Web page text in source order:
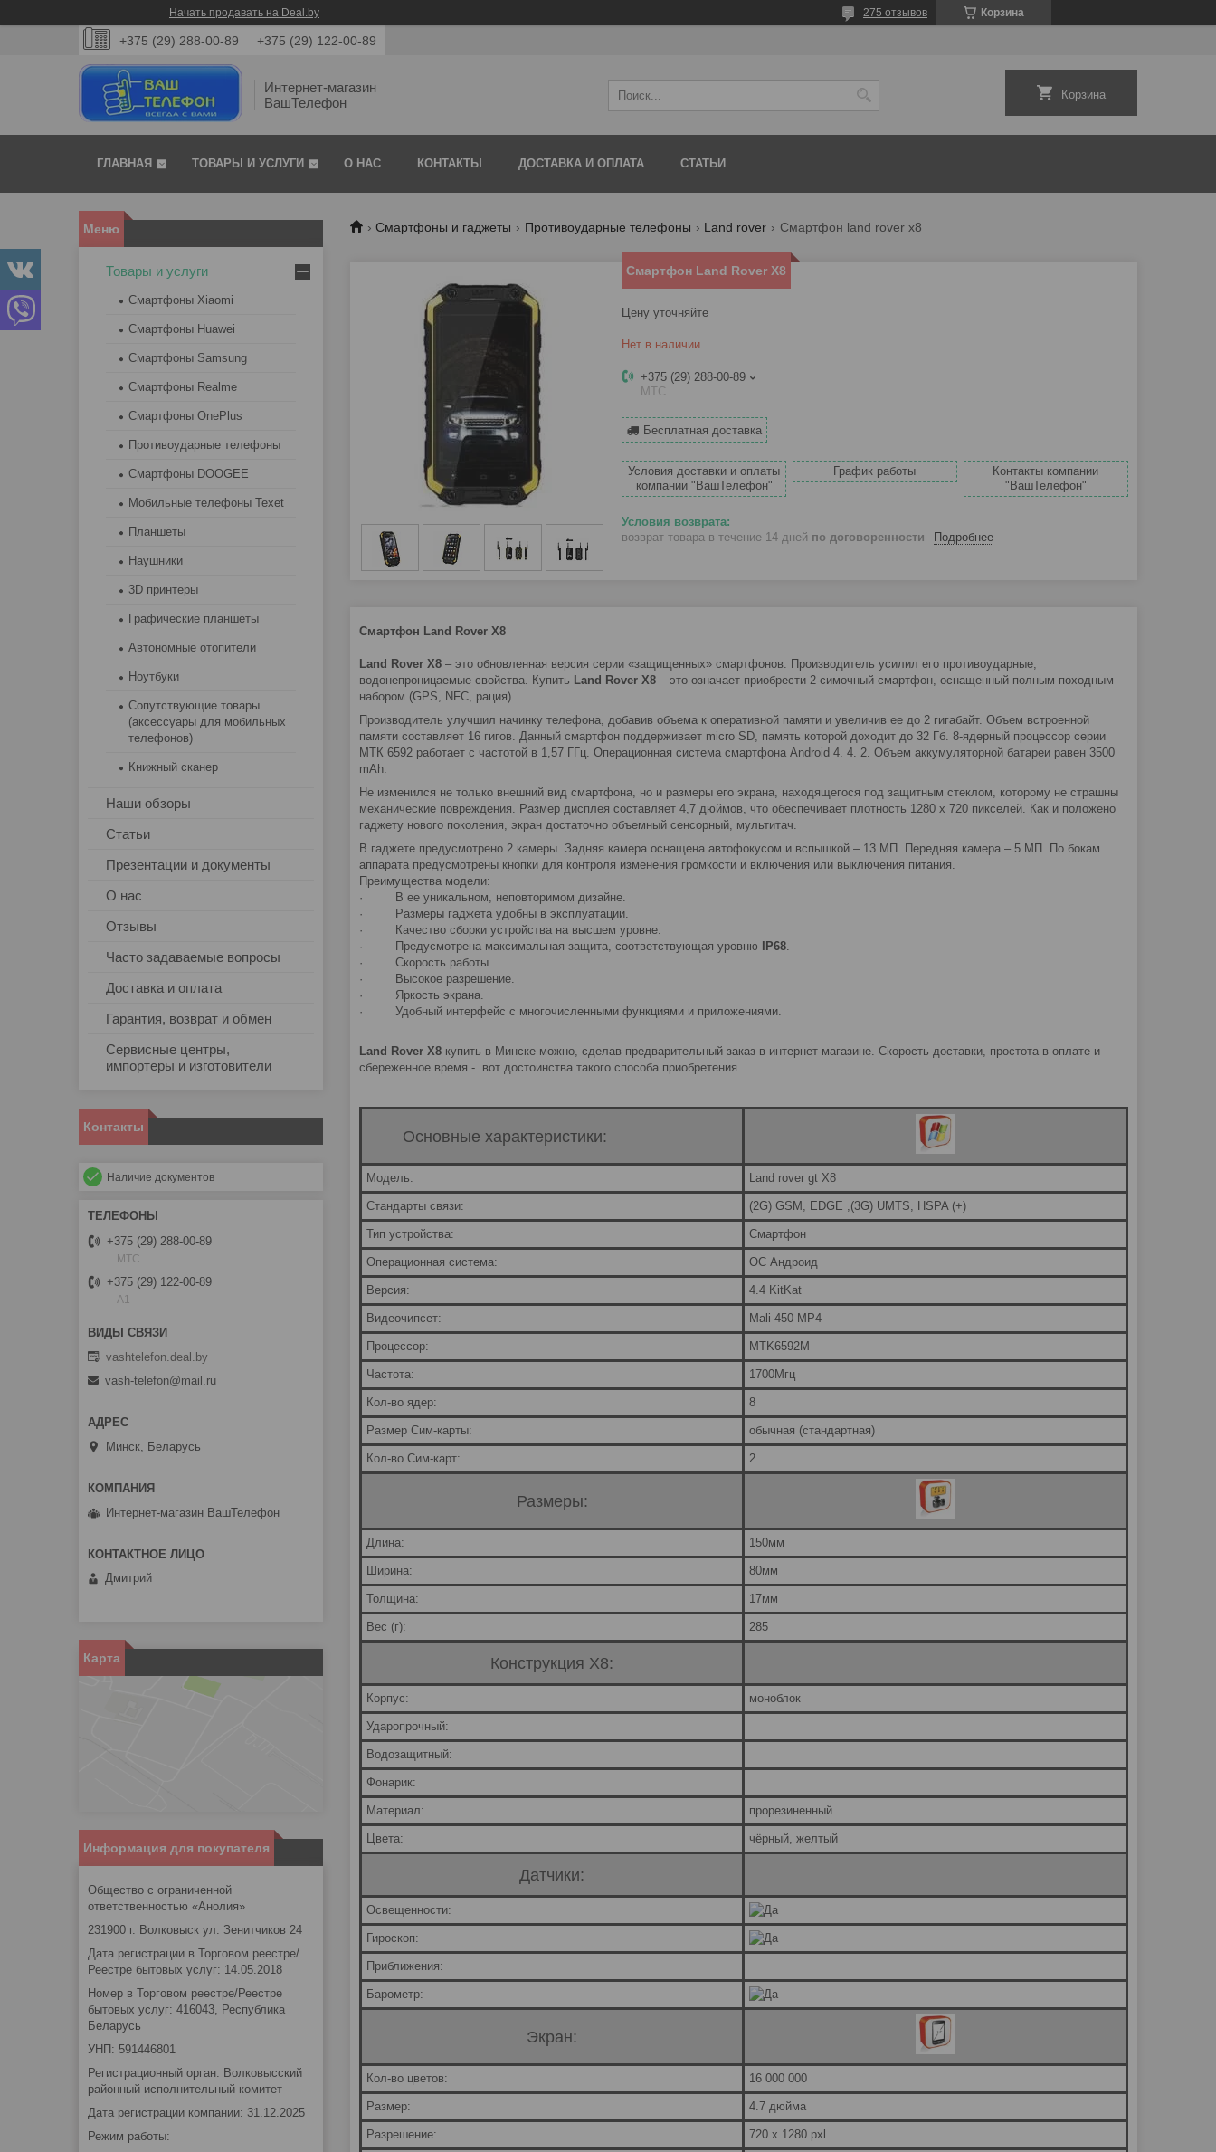
Начать продавать на Deal.by Корзина
275 отзывов
+375 (29) 288-00-89 +375 (29) 122-00-89
Интернет-магазин
ВашТелефон
Корзина
ГЛАВНАЯ ТОВАРЫ И УСЛУГИ О НАС КОНТАКТЫ ДОСТАВКА И ОПЛАТА СТАТЬИ
Смартфоны и гаджеты Противоударные телефоны Land rover Смартфон land rover x8
Смартфон Land Rover X8
Цену уточняйте
Нет в наличии
+375 (29) 288-00-89
МТС
Бесплатная доставка
Условия доставки и оплаты
компании "ВашТелефон"
График работы
Контакты компании
"ВашТелефон"
возврат товара в течение 14 дней по договоренности Подробнее
Смартфон Land Rover X8
Land Rover X8 – это обновленная версия серии «защищенных» смартфонов. Производитель усилил его противоударные,
водонепроницаемые свойства. Купить Land Rover X8 – это означает приобрести 2-симочный смартфон, оснащенный полным походным
набором (GPS, NFC, рация).
Производитель улучшил начинку телефона, добавив объема к оперативной памяти и увеличив ее до 2 гигабайт. Объем встроенной
памяти составляет 16 гигов. Данный смартфон поддерживает micro SD, память которой доходит до 32 Гб. 8-ядерный процессор серии
МТК 6592 работает с частотой в 1,57 ГГц. Операционная система смартфона Android 4. 4. 2. Объем аккумуляторной батареи равен 3500
mAh.
Не изменился не только внешний вид смартфона, но и размеры его экрана, находящегося под защитным стеклом, которому не страшны
механические повреждения. Размер дисплея составляет 4,7 дюймов, что обеспечивает плотность 1280 х 720 пикселей. Как и положено
гаджету нового поколения, экран достаточно объемный сенсорный, мультитач.
В гаджете предусмотрено 2 камеры. Задняя камера оснащена автофокусом и вспышкой – 13 МП. Передняя камера – 5 МП. По бокам
аппарата предусмотрены кнопки для контроля изменения громкости и включения или выключения питания.
Преимущества модели:
· В ее уникальном, неповторимом дизайне.
· Размеры гаджета удобны в эксплуатации.
· Качество сборки устройства на высшем уровне.
· Предусмотрена максимальная защита, соответствующая уровню
IP68.
· Скорость работы.
· Высокое разрешение.
· Яркость экрана.
· Удобный интерфейс с многочисленными функциями и приложениями.
Land Rover X8 купить в Минске можно, сделав предварительный заказ в интернет-магазине. Скорость доставки, простота в оплате и
сбереженное время - вот достоинства такого способа приобретения.
Основные характеристики:
Модель: Land rover gt X8
Стандарты связи: (2G) GSM, EDGE ,(3G) UMTS, HSPA (+)
Тип устройства: Смартфон
Операционная система: ОС Андроид
Версия: 4.4 KitKat
Видеочипсет: Mali-450 MP4
Процессор: MTK6592M
Частота: 1700Мгц
Кол-во ядер: 8
Размер Сим-карты: обычная (стандартная)
Кол-во Сим-карт: 2
Размеры:
Длина: 150мм
Ширина: 80мм
Толщина: 17мм
Вес (г): 285
Конструкция X8:
Корпус: моноблок
Ударопрочный:
Водозащитный:
Фонарик:
Материал: прорезиненный
Цвета: чёрный, желтый
Датчики:
Освещенности:
Гироскоп:
Приближения:
Барометр:
Экран:
Кол-во цветов: 16 000 000
Размер: 4.7 дюйма
Разрешение: 720 x 1280 pxl
Товары и услуги
Смартфоны Xiaomi
Смартфоны Huawei
Смартфоны Samsung
Смартфоны Realme
Смартфоны OnePlus
Противоударные телефоны
Смартфоны DOOGEE
Мобильные телефоны Texet
Планшеты
Наушники
3D принтеры
Графические планшеты
Автономные отопители
Ноутбуки
Сопутствующие товары
(аксессуары для мобильных
телефонов)
Книжный сканер
Наши обзоры
Статьи
Презентации и документы
О нас
Отзывы
Часто задаваемые вопросы
Доставка и оплата
Гарантия, возврат и обмен
Сервисные центры,
импортеры и изготовители
Контакты
Наличие документов
+375 (29) 288-00-89
МТС
+375 (29) 122-00-89
A1
vashtelefon.deal.by
vash-telefon@mail.ru
Минск, Беларусь
Интернет-магазин ВашТелефон
Дмитрий
Карта
Информация для покупателя
Общество с ограниченной
ответственностью «Анолия»
231900 г. Волковыск ул. Зенитчиков 24
Дата регистрации в Торговом реестре/
Реестре бытовых услуг: 14.05.2018
Номер в Торговом реестре/Реестре
бытовых услуг: 416043, Республика
Беларусь
УНП: 591446801
Регистрационный орган: Волковысский
районный исполнительный комитет
Дата регистрации компании: 31.12.2025
Режим работы: